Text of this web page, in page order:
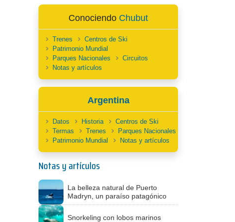
Conociendo Chubut
Trenes
Centros de Ski
Patrimonio Mundial
Parques Nacionales
Circuitos
Notas y artículos
Argentina
Datos Historia
Centros de Ski
Termas
Trenes
Parques Nacionales
Patrimonio Mundial
Notas y artículos
Notas y artículos
La belleza natural de Puerto
Madryn, un paraíso patagónico
Snorkeling con lobos marinos